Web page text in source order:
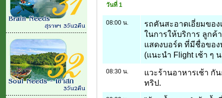
วันที่ 1
08:00 น.
รถคันสะอาดเอี่ยมขอ
ในการให้บริการ ลูกค้
แสดงบอร์ด ที่มีชื่อขอ
(แนะนำ Flight เช้า ๆ
08:30 น.
แวะร้านอาหารเช้า กั
ทริป.